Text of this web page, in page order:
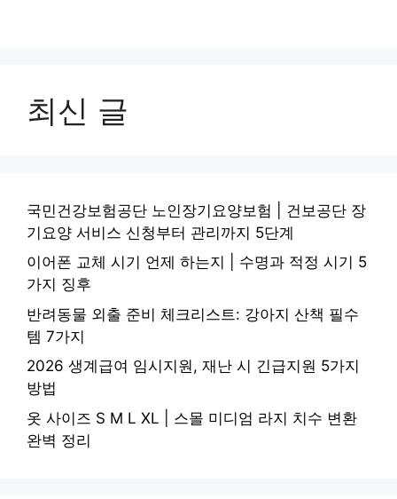
최신 글
국민건강보험공단 노인장기요양보험 | 건보공단 장
기요양 서비스 신청부터 관리까지 5단계
이어폰 교체 시기 언제 하는지 | 수명과 적정 시기 5
가지 징후
반려동물 외출 준비 체크리스트: 강아지 산책 필수
템 7가지
2026 생계급여 임시지원, 재난 시 긴급지원 5가지
방법
옷 사이즈 S M L XL | 스몰 미디엄 라지 치수 변환
완벽 정리